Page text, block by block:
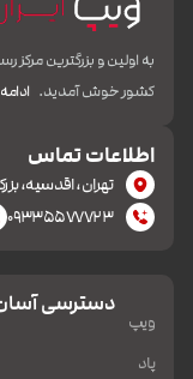
به اولین و بزرگترین
کشور خوش آمدید.
اطلاعات تماس
تهران، اقدسیه،
۰۹۳۳۵۵۷۷۷۲۳
دسترسی
ویپ
پاد